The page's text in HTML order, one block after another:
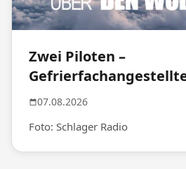
Zwei Piloten –
07.08.2026
Foto: Schlager Radio